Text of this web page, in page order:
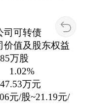
转债
股东权益
万股
1.02%
万元
/股~21.19元/